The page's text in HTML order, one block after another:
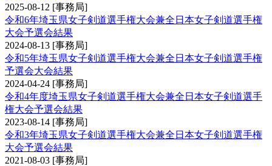
2025-08-12 [事務局]
令和6年埼玉県女子剣道選手権大会兼全日本女子剣道選手権
大会予選会結果
2024-08-13 [事務局]
令和5年埼玉県女子剣道選手権大会兼全日本女子剣道選手権
予選会大会結果
2024-04-24 [事務局]
令和4年度埼玉県女子剣道選手権大会兼全日本女子剣道選手
権大会予選会結果
2023-08-14 [事務局]
令和3年埼玉県女子剣道選手権大会兼全日本女子剣道選手権
大会予選会結果
2021-08-03 [事務局]